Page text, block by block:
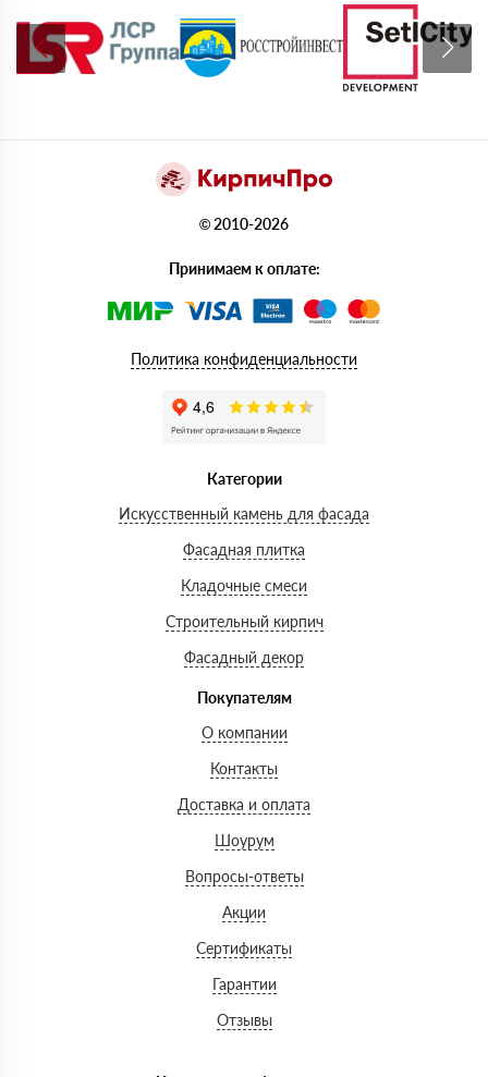
© 2010-2026
Принимаем к оплате:
Политика конфиденциальности
Категории
Искусственный камень для фасада
Фасадная плитка
Кладочные смеси
Строительный кирпич
Фасадный декор
Покупателям
О компании
Контакты
Доставка и оплата
Шоурум
Вопросы-ответы
Акции
Сертификаты
Гарантии
Отзывы